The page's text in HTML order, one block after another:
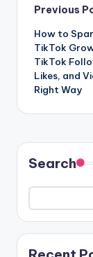
Post
Previous
How to
TikTok
TikTok
Likes, and
Right Way
Search